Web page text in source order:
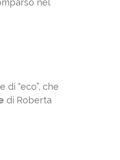
nel
“eco”, che
di Roberta